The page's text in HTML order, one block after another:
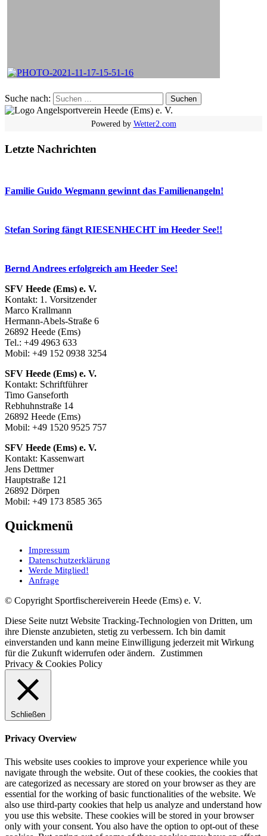
Suche nach:
Powered by Wetter2.com
Letzte Nachrichten
Familie Guido Wegmann gewinnt das Familienangeln!
Stefan Soring fängt RIESENHECHT im Heeder See!!
Bernd Andrees erfolgreich am Heeder See!
SFV Heede (Ems) e. V.
Kontakt: 1. Vorsitzender
Marco Krallmann
Hermann-Abels-Straße 6
26892 Heede (Ems)
Tel.: +49 4963 633
Mobil: +49 152 0938 3254
SFV Heede (Ems) e. V.
Kontakt: Schriftführer
Timo Ganseforth
Rebhuhnstraße 14
26892 Heede (Ems)
Mobil: +49 1520 9525 757
SFV Heede (Ems) e. V.
Kontakt: Kassenwart
Jens Dettmer
Hauptstraße 121
26892 Dörpen
Mobil: +49 173 8585 365
Quickmenü
Impressum
Datenschutzerklärung
Werde Mitglied!
Anfrage
© Copyright Sportfischereiverein Heede (Ems) e. V.
Diese Seite nutzt Website Tracking-Technologien von Dritten, um
ihre Dienste anzubieten, stetig zu verbessern. Ich bin damit
einverstanden und kann meine Einwilligung jederzeit mit Wirkung
für die Zukunft widerrufen oder ändern.
Zustimmen
Privacy & Cookies Policy
Schließen
Privacy Overview
This website uses cookies to improve your experience while you
navigate through the website. Out of these cookies, the cookies that
are categorized as necessary are stored on your browser as they are
essential for the working of basic functionalities of the website. We
also use third-party cookies that help us analyze and understand how
you use this website. These cookies will be stored in your browser
only with your consent. You also have the option to opt-out of these